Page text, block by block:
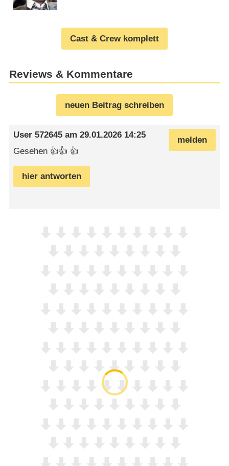
Cast & Crew komplett
Reviews & Kommentare
neuen Beitrag schreiben
melden
User 572645 am29.01.2026 14:25
Gesehen 👍👍 👍
hier antworten